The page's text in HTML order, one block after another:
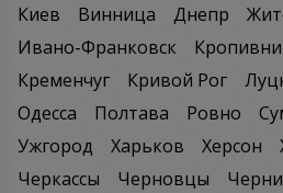
Киев
Винница Днепр
Ивано-Франковск
Кременчуг
Кривой Рог
Одесса
Полтава Ровно
Ужгород
Харьков Херсон
Черкассы
Черновцы